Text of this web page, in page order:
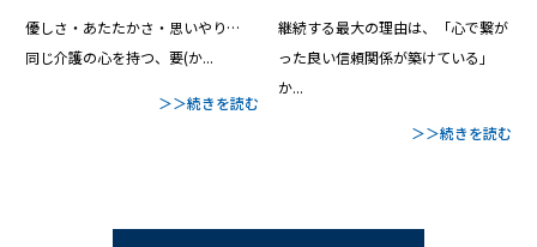
優しさ・あたたかさ・思いやり…
同じ介護の心を持つ、要(か...
＞＞続きを読む
継続する最大の理由は、「心で繋が
った良い信頼関係が築けている」
か...
＞＞続きを読む